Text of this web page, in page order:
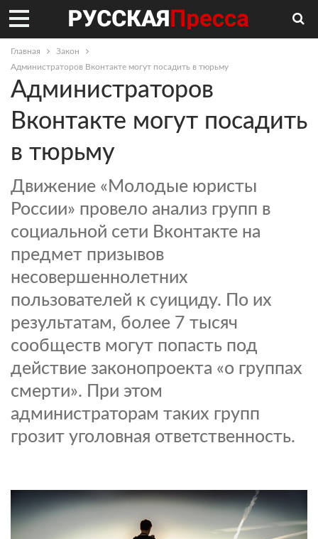
Главная
Закон
Администраторов Вконтакте могут посадить в тюрьму
Администраторов
Вконтакте могут посадить
в тюрьму
Движение «Молодые юристы
России» провело анализ групп в
социальной сети Вконтакте на
предмет призывов
несовершеннолетних
пользователей к суициду. По их
результатам, более 7 тысяч
сообществ могут попасть под
действие законопроекта «о группах
смерти». При этом
администраторам таких групп
грозит уголовная ответственность.